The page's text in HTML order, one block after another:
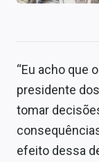
“Eu acho que
presidente
tomar
efeito dessa